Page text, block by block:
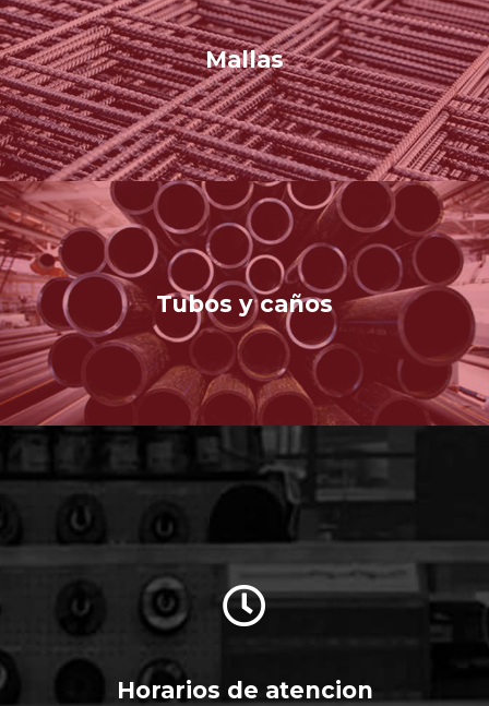
Mallas
Tubos y caños
Horarios de atencion